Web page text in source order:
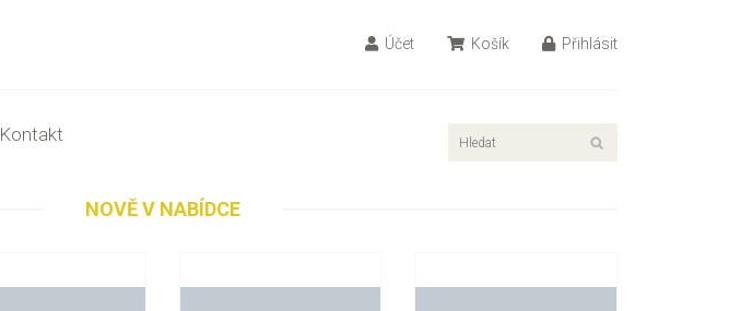
Účet Košík Přihlásit
Kontakt
NOVĚ V NABÍDCE